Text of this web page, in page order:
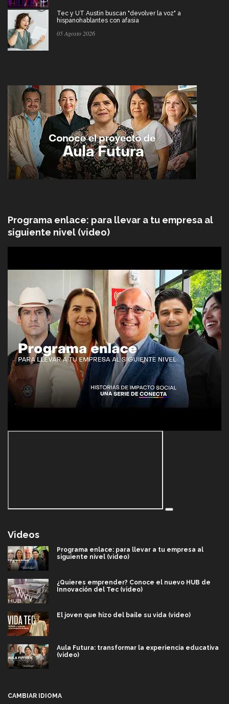
Tec y UT Austin buscan "devolver la voz" a
hispanohablantes con afasia
05 Agosto 2026
Programa enlace: para llevar a tu empresa al
siguiente nivel (video)
Videos
Programa enlace: para llevar a tu empresa al
siguiente nivel (video)
¿Quieres emprender? Conoce el nuevo HUB de
Innovación del Tec (video)
El joven que hizo del baile su vida (video)
Aula Futura: transformar la experiencia educativa
(video)
CAMBIAR IDIOMA